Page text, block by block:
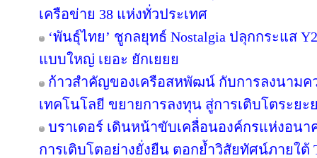
เครือข่าย 38 แห่งทั่วประเทศ
‘พันธุ์ไทย’ ชูกลยุทธ์ Nostalgia ปลุกกระแส
แบบใหญ่ เยอะ ยักเยยย
ก้าวสำคัญของเครือสหพัฒน์ กับการลงนามค
เทคโนโลยี ขยายการลงทุน สู่การเติบโตระยะ
บราเดอร์ เดินหน้าขับเคลื่อนองค์กรแห่งอน
การเติบโตอย่างยั่งยืน ตอกย้ำวิสัยทัศน์ภายใต้